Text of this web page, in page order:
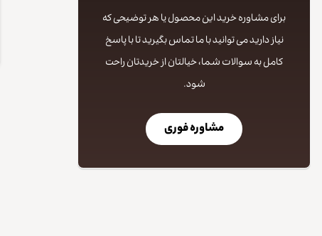
برای مشاوره خرید این محصول یا هر توضیحی که
نیاز دارید می توانید با ما تماس بگیرید تا با پاسخ
کامل به سوالات شما، خیالتان از خریدتان راحت
شود.
مشاوره فوری